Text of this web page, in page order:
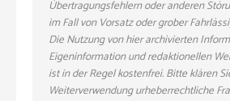
Übertragungsfehlern oder anderen
im Fall von Vorsatz oder grober
Die Nutzung von hier archivierten
Eigeninformation und redaktionellen
ist in der Regel kostenfrei. Bitte klären
Weiterverwendung urheberrechtliche